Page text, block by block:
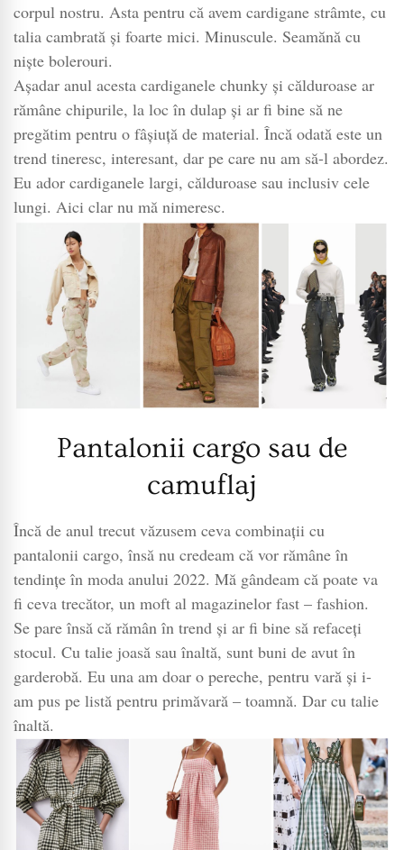
corpul nostru. Asta pentru că avem cardigane strâmte, cu
talia cambrată și foarte mici. Minuscule. Seamănă cu
niște bolerouri.
Așadar anul acesta cardiganele chunky și călduroase ar
rămâne chipurile, la loc în dulap și ar fi bine să ne
pregătim pentru o fâșiuță de material. Încă odată este un
trend tineresc, interesant, dar pe care nu am să-l abordez.
Eu ador cardiganele largi, călduroase sau inclusiv cele
lungi. Aici clar nu mă nimeresc.
Pantalonii cargo sau de
camuflaj
Încă de anul trecut văzusem ceva combinații cu
pantalonii cargo, însă nu credeam că vor rămâne în
tendințe în moda anului 2022. Mă gândeam că poate va
fi ceva trecător, un moft al magazinelor fast – fashion.
Se pare însă că rămân în trend și ar fi bine să refaceți
stocul. Cu talie joasă sau înaltă, sunt buni de avut în
garderobă. Eu una am doar o pereche, pentru vară și i-
am pus pe listă pentru primăvară – toamnă. Dar cu talie
înaltă.